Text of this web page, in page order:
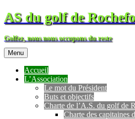
AS du golf de
Golfez, nous nous occupons du reste
Menu
Accueil
L’Association
Le mot du Président
Buts et objectifs
Charte de l’A.S. du golf de
Charte des capitaines